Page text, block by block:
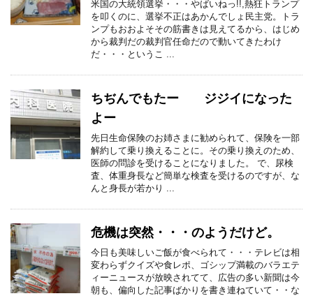
米国の大統領選挙・・・やばいねっ!!,熱狂トランプ
を叩くのに、選挙不正はあかんでしょ民主党。トラ
ンプもおおよそその筋書きは見えてるから、はじめ
から裁判だの裁判官任命だので動いてきたわけ
だ・・・というこ ...
ちぢんでもたー ジジイになった
よー
先日生命保険のお姉さまに勧められて、保険を一部
解約して乗り換えることに。その乗り換えのため、
医師の問診を受けることになりました。 で、尿検
査、体重身長など簡単な検査を受けるのですが、な
んと身長が若かり ...
危機は突然・・・のようだけど。
今日も美味しいご飯が食べられて・・・テレビは相
変わらずクイズや食レポ、ゴシップ満載のバラエテ
ィーニュースが放映されてて、広告の多い新聞は今
朝も、偏向した記事ばかりを書き連ねていて・・な